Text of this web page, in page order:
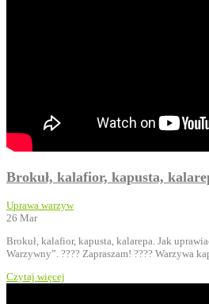
Brokuł, kalafior, kapusta,
Uprawa warzyw
26 Mar
Brokuł, kalafior, kapusta, kalarepa. Jak
Warzywny”. ???? Zapraszam! ???? Warzywa
Czytaj więcej